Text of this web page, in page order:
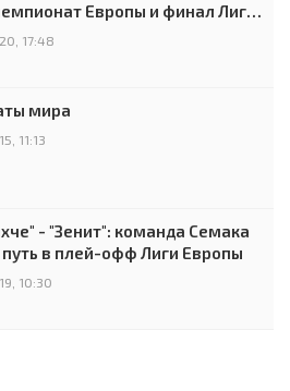
Европы и финал Лиги
17:48
мира
11:13
- "Зенит": команда Семака
в плей-офф Лиги Европы
10:30